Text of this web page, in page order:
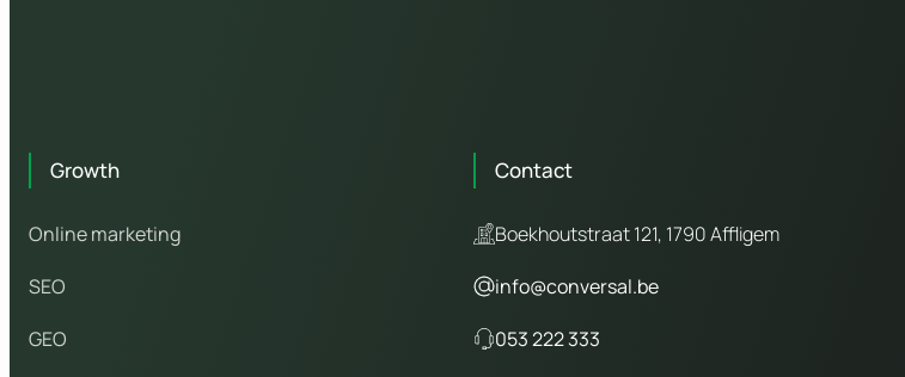
Growth
Online marketing
SEO
GEO
Contact
Boekhoutstraat 121, 1790 Affligem
info@conversal.be
053 222 333